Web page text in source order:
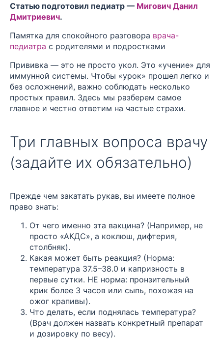
Статью подготовил педиатр — Мигович Данил
Дмитриевич.
Памятка для спокойного разговора врача-
педиатра с родителями и подростками
Прививка — это не просто укол. Это «учение» для
иммунной системы. Чтобы «урок» прошел легко и
без осложнений, важно соблюдать несколько
простых правил. Здесь мы разберем самое
главное и честно ответим на частые страхи.
Три главных вопроса врачу
(задайте их обязательно)
Прежде чем закатать рукав, вы имеете полное
право знать:
От чего именно эта вакцина? (Например, не
просто «АКДС», а коклюш, дифтерия,
столбняк).
Какая может быть реакция? (Норма:
температура 37.5–38.0 и капризность в
первые сутки. НЕ норма: пронзительный
крик более 3 часов или сыпь, похожая на
ожог крапивы).
Что делать, если поднялась температура?
(Врач должен назвать конкретный препарат
и дозировку по весу).